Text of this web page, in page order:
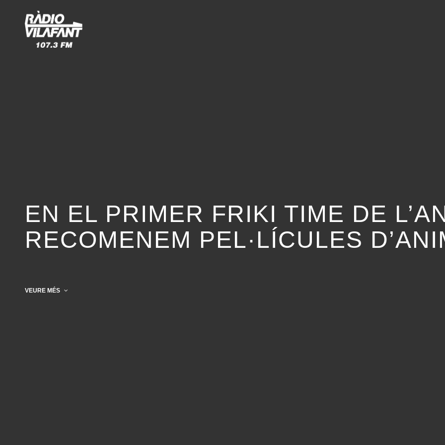
EN EL PRIMER FRIKI TIME DE
RECOMENEM PEL·LÍCULES
VEURE MÉS